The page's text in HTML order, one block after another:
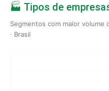
🏭 Tipos de
Segmentos com maior volume
· Brasil